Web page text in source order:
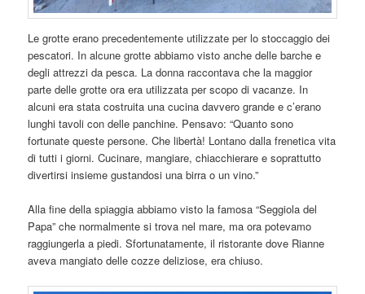
Le grotte erano precedentemente utilizzate per lo stoccaggio dei
pescatori. In alcune grotte abbiamo visto anche delle barche e
degli attrezzi da pesca. La donna raccontava che la maggior
parte delle grotte ora era utilizzata per scopo di vacanze. In
alcuni era stata costruita una cucina davvero grande e c’erano
lunghi tavoli con delle panchine. Pensavo: “Quanto sono
fortunate queste persone. Che libertà! Lontano dalla frenetica vita
di tutti i giorni. Cucinare, mangiare, chiacchierare e soprattutto
divertirsi insieme gustandosi una birra o un vino.”
Alla fine della spiaggia abbiamo visto la famosa “Seggiola del
Papa” che normalmente si trova nel mare, ma ora potevamo
raggiungerla a piedi. Sfortunatamente, il ristorante dove Rianne
aveva mangiato delle cozze deliziose, era chiuso.